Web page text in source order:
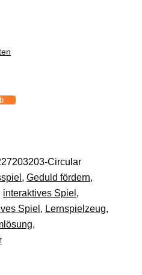
Circular
, Geduld fördern,
interaktives Spiel ,
Spiel , Lernspielzeug,
,